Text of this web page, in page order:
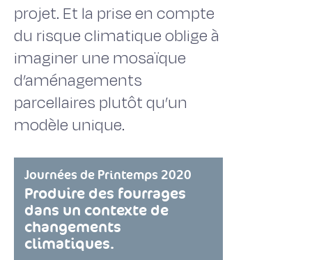
projet. Et la prise en compte
du risque climatique oblige à
imaginer une mosaïque
d’aménagements
parcellaires plutôt qu’un
modèle unique.
Journées de Printemps 2020
Produire des fourrages
dans un contexte de
changements
climatiques.